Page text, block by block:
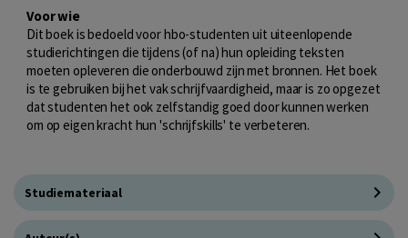
Voor wie
Dit boek is bedoeld voor hbo-studenten uit uiteenlopende
studierichtingen die tijdens (of na) hun opleiding teksten
moeten opleveren die onderbouwd zijn met bronnen. Het boek
is te gebruiken bij het vak schrijfvaardigheid, maar is zo opgezet
dat studenten het ook zelfstandig goed door kunnen werken
om op eigen kracht hun 'schrijfskills' te verbeteren.
Studiemateriaal